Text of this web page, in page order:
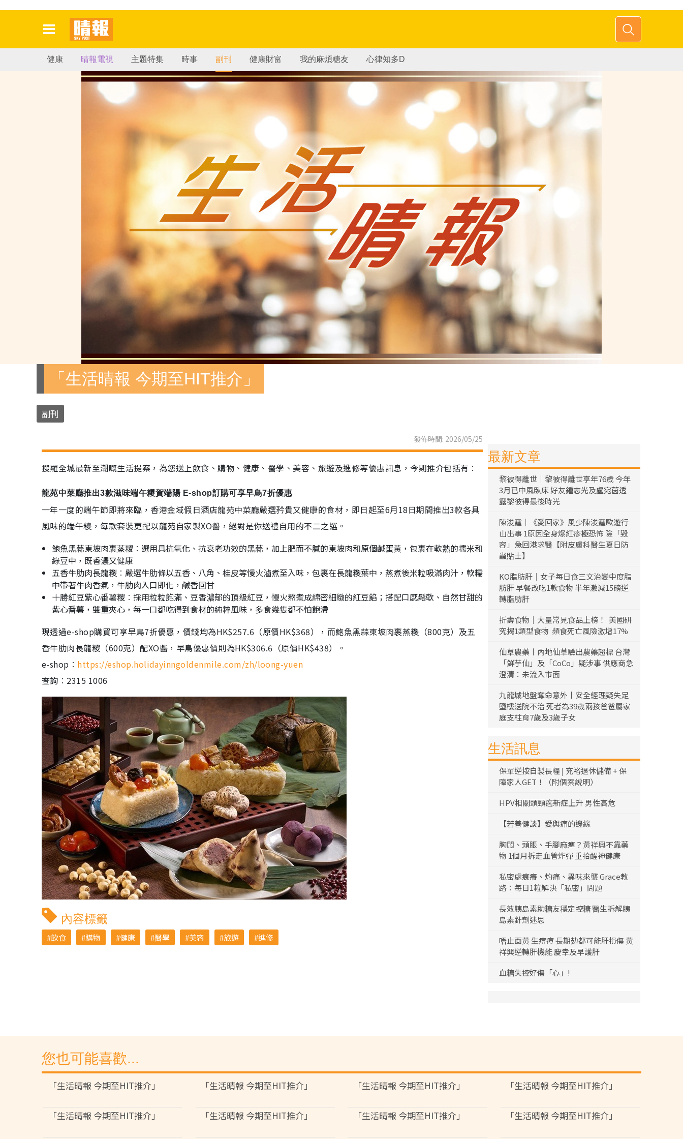
健康 晴報電視 主題特集 時事 副刊 健康財富 我的麻煩糖友 心律知多D
「生活晴報 今期至HIT推介」
副刊
發佈時間: 2026/05/25
搜羅全城最新至潮嘅生活提案，為您送上飲食、購物、健康、醫學、美容、旅遊及進修等優惠訊息，今期推介包括有︰
龍苑中菜廳推出3款滋味端午糭賀端陽 E-shop訂購可享早鳥7折優惠
一年一度的端午節即將來臨，香港金域假日酒店龍苑中菜廳嚴選矜貴又健康的食材，即日起至6月18日期間推出3款各具
風味的端午糭，每款套裝更配以龍苑自家製XO醬，絕對是你送禮自用的不二之選。
鮑魚黑蒜東坡肉裹蒸糭︰選用具抗氧化、抗衰老功效的黑蒜，加上肥而不膩的東坡肉和原個鹹蛋黃，包裹在軟熟的糯米和
綠豆中，既香濃又健康
五香牛肋肉長龍糭︰嚴選牛肋條以五香、八角、桂皮等慢火滷煮至入味，包裹在長龍糭葉中，蒸煮後米粒吸滿肉汁，軟糯
中帶著牛肉香氣，牛肋肉入口即化，鹹香回甘
十勝紅豆紫心番薯糭︰採用粒粒飽滿、豆香濃郁的頂級紅豆，慢火熬煮成綿密細緻的紅豆餡；搭配口感鬆軟、自然甘甜的
紫心番薯，雙重夾心，每一口都吃得到食材的純粹風味，多食幾隻都不怕飽滯
現透過e-shop購買可享早鳥7折優惠，價錢均為HK$257.6（原價HK$368），而鮑魚黑蒜東坡肉裹蒸糭（800克）及五
香牛肋肉長龍糭（600克）配XO醬，早鳥優惠價則為HK$306.6（原價HK$438）。
e-shop︰ https://eshop.holidayinngoldenmile.com/zh/loong-yuen
查詢︰2315 1006
內容標籤
飲食 購物 健康 醫學 美容 旅遊 進修
最新文章
黎彼得離世｜黎彼得離世享年76歲 今年
3月已中風臥床 好友鍾志光及盧宛茵透
露黎彼得最後時光
陳浚霆｜《愛回家》風少陳浚霆歐遊行
山出事 1原因全身爆紅疹極恐怖 險「毀
容」急回港求醫【附皮膚科醫生夏日防
蟲貼士】
KO脂肪肝｜女子每日食三文治變中度脂
肪肝 早餐改吃1款食物 半年激減15磅逆
轉脂肪肝
折壽食物｜大量常見食品上榜！ 美國研
究揭1類型食物 頻食死亡風險激增17%
仙草農藥丨內地仙草驗出農藥超標 台灣
「鮮芋仙」及「CoCo」疑涉事 供應商急
澄清：未流入市面
九龍城地盤奪命意外丨安全經理疑失足
墮樓送院不治 死者為39歲兩孩爸爸屬家
庭支柱育7歲及3歲子女
生活訊息
保單逆按自製長糧 | 充裕退休儲備 + 保
障家人GET！（附個案說明）
HPV相關頭頸癌新症上升 男性高危
【若善健談】愛與痛的邊緣
胸悶、頭脹、手腳麻痺？黃祥興不靠藥
物 1個月拆走血管炸彈 重拾醒神健康
私密處痕癢、灼痛、異味來襲 Grace教
路：每日1粒解決「私密」問題
長效胰島素助糖友穩定控糖 醫生拆解胰
島素針劑迷思
唔止面黃 生痘痘 長期攰都可能肝損傷 黃
祥興逆轉肝機能 慶幸及早護肝
血糖失控好傷「心」!
您也可能喜歡...
「生活晴報 今期至HIT推介」 「生活晴報 今期至HIT推介」 「生活晴報 今期至HIT推介」 「生活晴報 今期至HIT推介」
「生活晴報 今期至HIT推介」 「生活晴報 今期至HIT推介」 「生活晴報 今期至HIT推介」 「生活晴報 今期至HIT推介」